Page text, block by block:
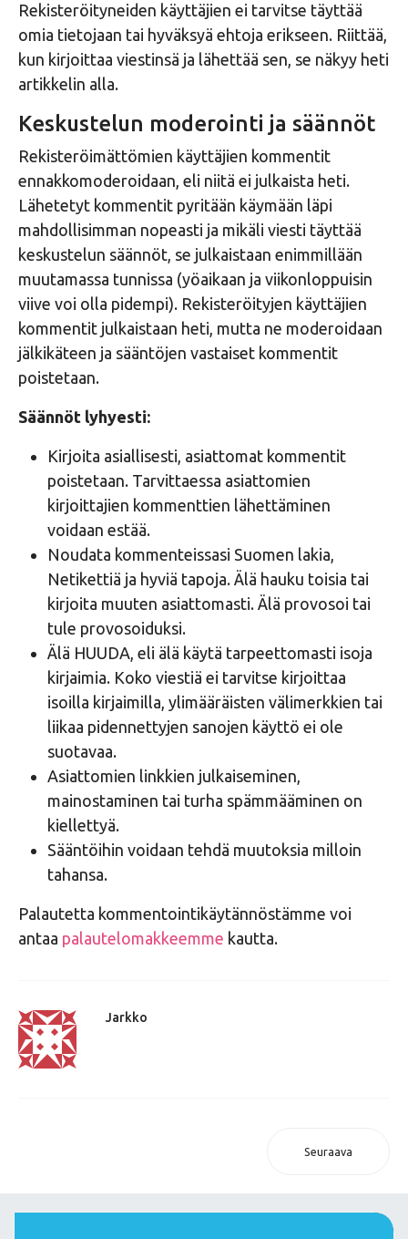
Rekisteröityneiden käyttäjien ei tarvitse täyttää
omia tietojaan tai hyväksyä ehtoja erikseen. Riittää,
kun kirjoittaa viestinsä ja lähettää sen, se näkyy heti
artikkelin alla.
Keskustelun moderointi ja säännöt
Rekisteröimättömien käyttäjien kommentit
ennakkomoderoidaan, eli niitä ei julkaista heti.
Lähetetyt kommentit pyritään käymään läpi
mahdollisimman nopeasti ja mikäli viesti täyttää
keskustelun säännöt, se julkaistaan enimmillään
muutamassa tunnissa (yöaikaan ja viikonloppuisin
viive voi olla pidempi). Rekisteröityjen käyttäjien
kommentit julkaistaan heti, mutta ne moderoidaan
jälkikäteen ja sääntöjen vastaiset kommentit
poistetaan.
Säännöt lyhyesti:
Kirjoita asiallisesti, asiattomat kommentit
poistetaan. Tarvittaessa asiattomien
kirjoittajien kommenttien lähettäminen
voidaan estää.
Noudata kommenteissasi Suomen lakia,
Netikettiä ja hyviä tapoja. Älä hauku toisia tai
kirjoita muuten asiattomasti. Älä provosoi tai
tule provosoiduksi.
Älä HUUDA, eli älä käytä tarpeettomasti isoja
kirjaimia. Koko viestiä ei tarvitse kirjoittaa
isoilla kirjaimilla, ylimääräisten välimerkkien tai
liikaa pidennettyjen sanojen käyttö ei ole
suotavaa.
Asiattomien linkkien julkaiseminen,
mainostaminen tai turha spämmääminen on
kiellettyä.
Sääntöihin voidaan tehdä muutoksia milloin
tahansa.
Palautetta kommentointikäytännöstämme voi
antaa palautelomakkeemme kautta.
Jarkko
Seuraava